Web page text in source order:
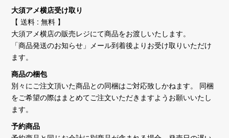
大須アメ横店受け取り
【 送料 : 無料 】
大須アメ横店の販売レジにて商品をお渡しいたします。
「商品発送のお知らせ」メール到着後よりお受け取りいただけ
ます。
商品の梱包
別々にご注文頂いた商品との同梱はご対応致しかねます。 同梱
をご希望の際はまとめてご注文いただきますようお願いいたし
ます。
予約商品